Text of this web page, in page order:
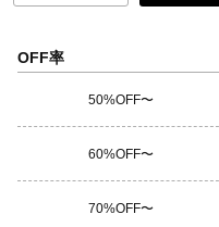
OFF率
50%OFF〜
60%OFF〜
70%OFF〜